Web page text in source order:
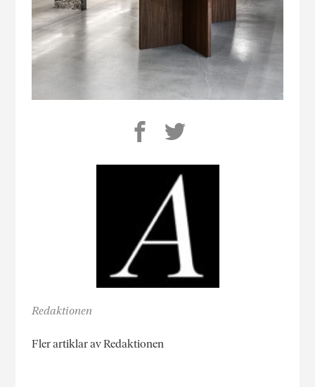
Redaktionen
Fler artiklar av Redaktionen